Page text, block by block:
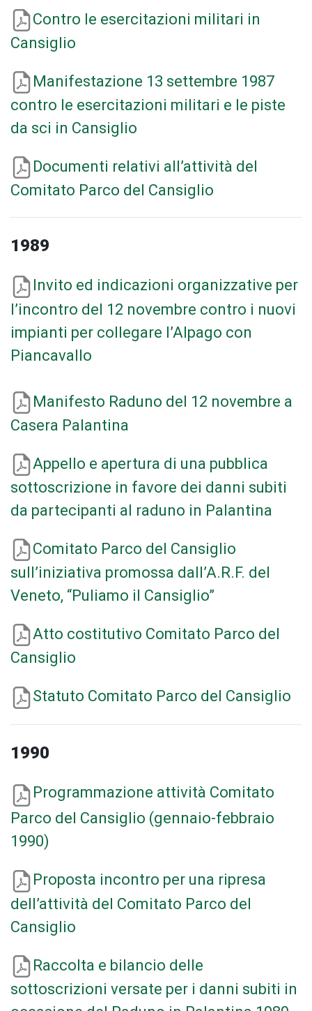
Contro le esercitazioni militari in
Cansiglio
Manifestazione 13 settembre 1987
contro le esercitazioni militari e le piste
da sci in Cansiglio
Documenti relativi all’attività del
Comitato Parco del Cansiglio
1989
Invito ed indicazioni organizzative per
l’incontro del 12 novembre contro i nuovi
impianti per collegare l’Alpago con
Piancavallo
Manifesto Raduno del 12 novembre a
Casera Palantina
Appello e apertura di una pubblica
sottoscrizione in favore dei danni subiti
da partecipanti al raduno in Palantina
Comitato Parco del Cansiglio
sull’iniziativa promossa dall’A.R.F. del
Veneto, “Puliamo il Cansiglio”
Atto costitutivo Comitato Parco del
Cansiglio
Statuto Comitato Parco del Cansiglio
1990
Programmazione attività Comitato
Parco del Cansiglio (gennaio-febbraio
1990)
Proposta incontro per una ripresa
dell’attività del Comitato Parco del
Cansiglio
Raccolta e bilancio delle
sottoscrizioni versate per i danni subiti in